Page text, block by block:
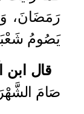
رَمَضَانَ،
يَصُومُ
قال ابن
صَامَ